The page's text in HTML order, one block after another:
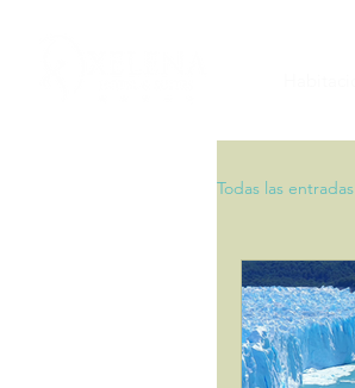
Todas las entradas